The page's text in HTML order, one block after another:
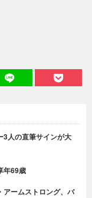
3人の直筆サインが大
年69歳
アームストロング、バ